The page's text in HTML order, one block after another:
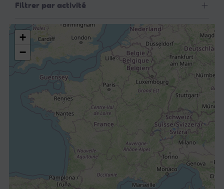
Filtrer par activité
+
−